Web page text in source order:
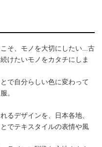
そ、モノを大切にしたい...古
けたいモノをカタチにしま
で自分らしい色に変わって
。
るデザインを、日本各地、
でテキスタイルの表情や風